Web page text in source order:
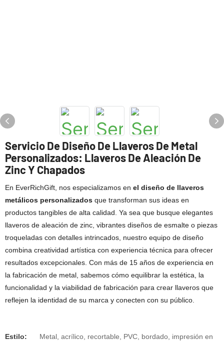
Servicio De Diseño De Llaveros De Metal
Personalizados: Llaveros De Aleación De
Zinc Y Chapados
En EverRichGift, nos especializamos en el diseño de llaveros
metálicos personalizados que transforman sus ideas en
productos tangibles de alta calidad. Ya sea que busque elegantes
llaveros de aleación de zinc, vibrantes diseños de esmalte o piezas
troqueladas con detalles intrincados, nuestro equipo de diseño
combina creatividad artística con experiencia técnica para ofrecer
resultados excepcionales. Con más de 15 años de experiencia en
la fabricación de metal, sabemos cómo equilibrar la estética, la
funcionalidad y la viabilidad de fabricación para crear llaveros que
reflejen la identidad de su marca y conecten con su público.
Estilo:
Metal, acrílico, recortable, PVC, bordado, impresión en